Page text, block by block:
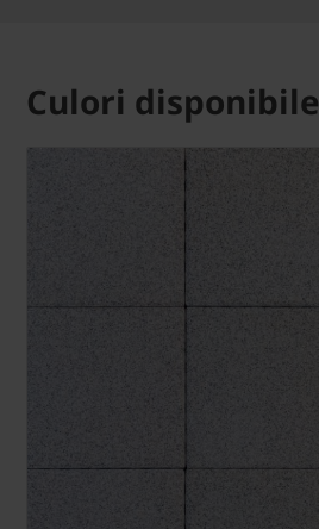
Culori disponibile